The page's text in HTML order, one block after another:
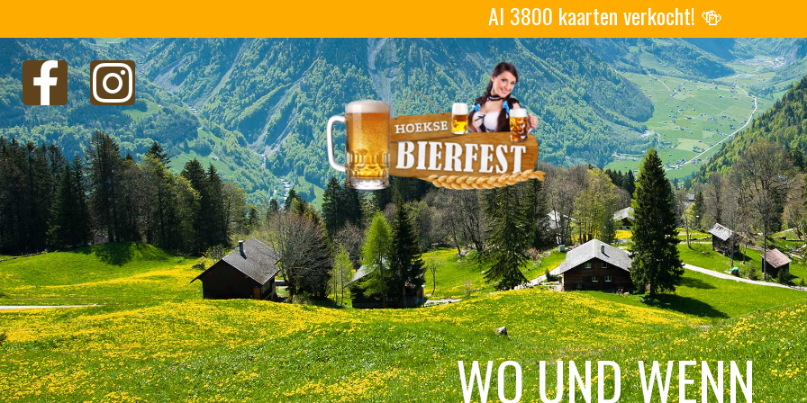
Al 3800 kaarten verkocht! 🍻
WO UND WENN